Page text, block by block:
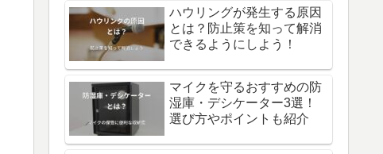
ハウリングが発生する原因
とは？防止策を知って解消
できるようにしよう！
マイクを守るおすすめの防
湿庫・デシケーター3選！
選び方やポイントも紹介